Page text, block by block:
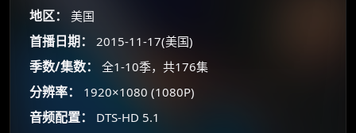
地区： 美国
首播日期： 2015-11-17(美国)
季数/集数： 全1-10季，共176集
分辨率： 1920×1080 (1080P)
音频配置： DTS-HD 5.1
🧧 福利领取站
☕